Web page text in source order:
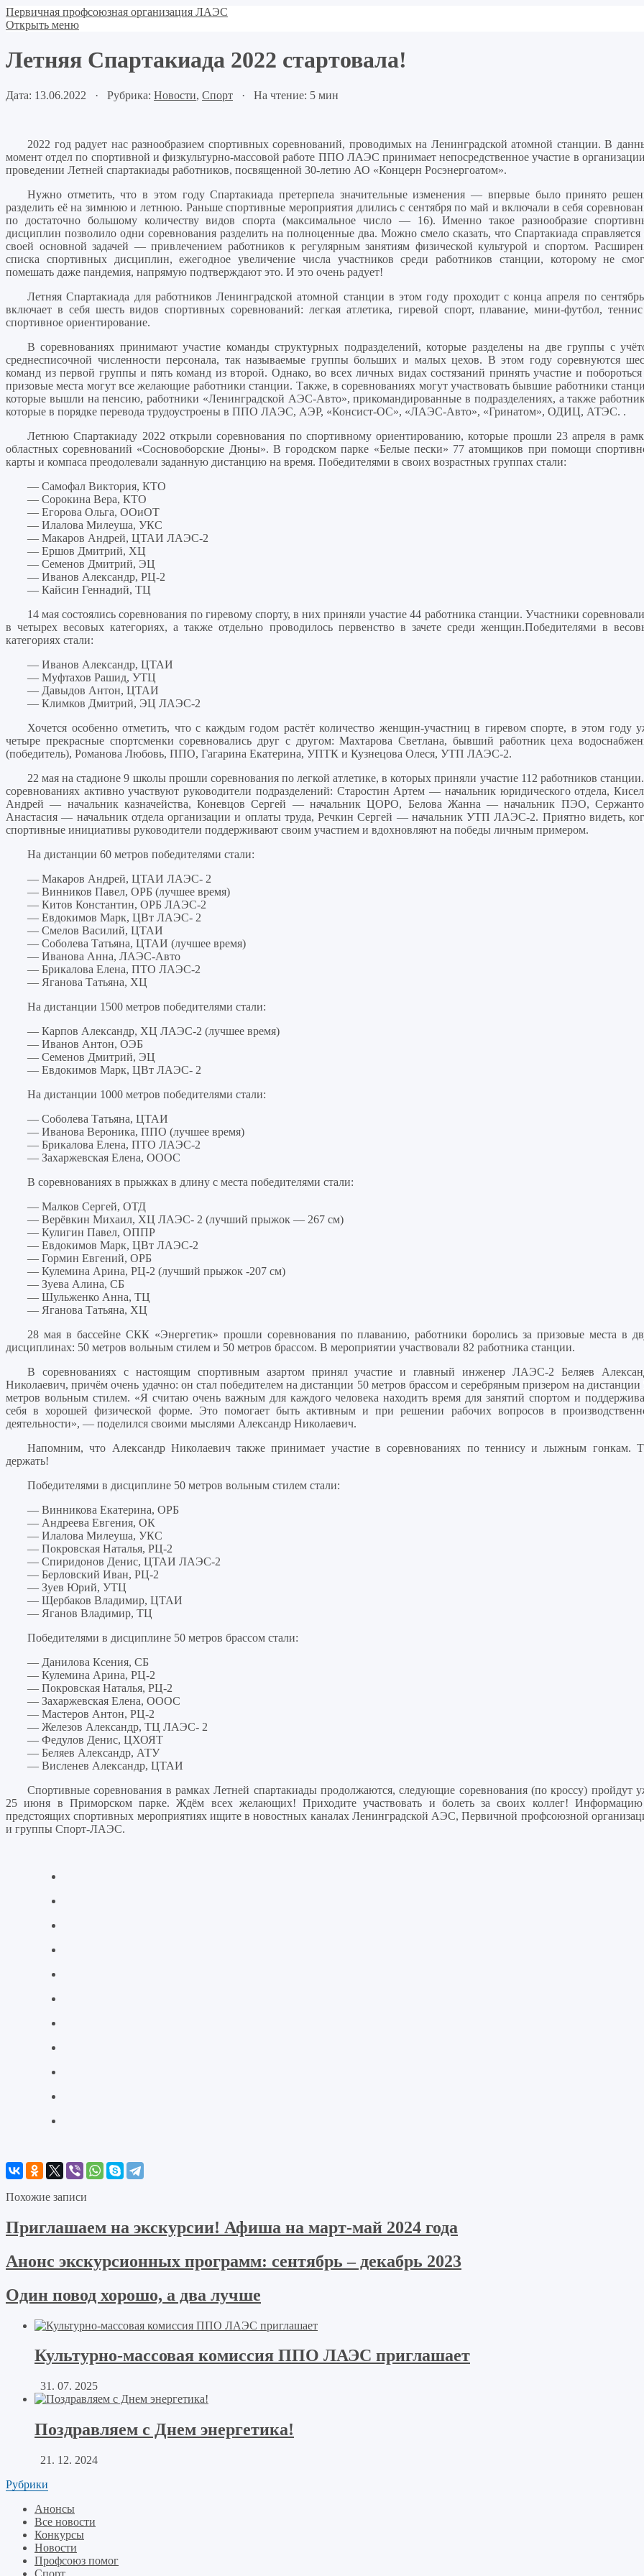
Первичная профсоюзная организация ЛАЭС
Открыть меню
Летняя Спартакиада 2022 стартовала!
Дата: 13.06.2022 · Рубрика: Новости, Спорт · На чтение: 5 мин
2022 год радует нас разнообразием спортивных соревнований, проводимых на Ленинградской атомной станции. В
момент отдел по спортивной и физкультурно-массовой работе ППО ЛАЭС принимает непосредственное участие в
проведении Летней спартакиады работников, посвященной 30-летию АО «Концерн Росэнергоатом».
Нужно отметить, что в этом году Спартакиада претерпела значительные изменения — впервые было принято
разделить её на зимнюю и летнюю. Раньше спортивные мероприятия длились с сентября по май и включали в себя
по достаточно большому количеству видов спорта (максимальное число — 16). Именно такое разнообразие
дисциплин позволило одни соревнования разделить на полноценные два. Можно смело сказать, что Спартакиада справляется
своей основной задачей — привлечением работников к регулярным занятиям физической культурой и спортом.
списка спортивных дисциплин, ежегодное увеличение числа участников среди работников станции, которому не
помешать даже пандемия, напрямую подтверждают это. И это очень радует!
Летняя Спартакиада для работников Ленинградской атомной станции в этом году проходит с конца апреля по
включает в себя шесть видов спортивных соревнований: легкая атлетика, гиревой спорт, плавание, мини-футбол,
спортивное ориентирование.
В соревнованиях принимают участие команды структурных подразделений, которые разделены на две группы с
среднесписочной численности персонала, так называемые группы больших и малых цехов. В этом году соревнуются
команд из первой группы и пять команд из второй. Однако, во всех личных видах состязаний принять участие и побороться
призовые места могут все желающие работники станции. Также, в соревнованиях могут участвовать бывшие работники
которые вышли на пенсию, работники «Ленинградской АЭС-Авто», прикомандированные в подразделениях, а также
которые в порядке перевода трудоустроены в ППО ЛАЭС, АЭР, «Консист-ОС», «ЛАЭС-Авто», «Гринатом», ОДИЦ, АТЭС. .
Летнюю Спартакиаду 2022 открыли соревнования по спортивному ориентированию, которые прошли 23 апреля в
областных соревнований «Сосновоборские Дюны». В городском парке «Белые пески» 77 атомщиков при помощи
карты и компаса преодолевали заданную дистанцию на время. Победителями в своих возрастных группах стали:
— Самофал Виктория, КТО
— Сорокина Вера, КТО
— Егорова Ольга, ООиОТ
— Илалова Милеуша, УКС
— Макаров Андрей, ЦТАИ ЛАЭС-2
— Ершов Дмитрий, ХЦ
— Семенов Дмитрий, ЭЦ
— Иванов Александр, РЦ-2
— Кайсин Геннадий, ТЦ
14 мая состоялись соревнования по гиревому спорту, в них приняли участие 44 работника станции. Участники
в четырех весовых категориях, а также отдельно проводилось первенство в зачете среди женщин.Победителями в
категориях стали:
— Иванов Александр, ЦТАИ
— Муфтахов Рашид, УТЦ
— Давыдов Антон, ЦТАИ
— Климков Дмитрий, ЭЦ ЛАЭС-2
Хочется особенно отметить, что с каждым годом растёт количество женщин-участниц в гиревом спорте, в этом году
четыре прекрасные спортсменки соревновались друг с другом: Махтарова Светлана, бывший работник цеха
(победитель), Романова Любовь, ППО, Гагарина Екатерина, УПТК и Кузнецова Олеся, УТП ЛАЭС-2.
22 мая на стадионе 9 школы прошли соревнования по легкой атлетике, в которых приняли участие 112 работников
соревнованиях активно участвуют руководители подразделений: Старостин Артем — начальник юридического отдела,
Андрей — начальник казначейства, Коневцов Сергей — начальник ЦОРО, Белова Жанна — начальник ПЭО,
Анастасия — начальник отдела организации и оплаты труда, Речкин Сергей — начальник УТП ЛАЭС-2. Приятно видеть,
спортивные инициативы руководители поддерживают своим участием и вдохновляют на победы личным примером.
На дистанции 60 метров победителями стали:
— Макаров Андрей, ЦТАИ ЛАЭС- 2
— Винников Павел, ОРБ (лучшее время)
— Китов Константин, ОРБ ЛАЭС-2
— Евдокимов Марк, ЦВт ЛАЭС- 2
— Смелов Василий, ЦТАИ
— Соболева Татьяна, ЦТАИ (лучшее время)
— Иванова Анна, ЛАЭС-Авто
— Брикалова Елена, ПТО ЛАЭС-2
— Яганова Татьяна, ХЦ
На дистанции 1500 метров победителями стали:
— Карпов Александр, ХЦ ЛАЭС-2 (лучшее время)
— Иванов Антон, ОЭБ
— Семенов Дмитрий, ЭЦ
— Евдокимов Марк, ЦВт ЛАЭС- 2
На дистанции 1000 метров победителями стали:
— Соболева Татьяна, ЦТАИ
— Иванова Вероника, ППО (лучшее время)
— Брикалова Елена, ПТО ЛАЭС-2
— Захаржевская Елена, ОООС
В соревнованиях в прыжках в длину с места победителями стали:
— Малков Сергей, ОТД
— Верёвкин Михаил, ХЦ ЛАЭС- 2 (лучший прыжок — 267 см)
— Кулигин Павел, ОППР
— Евдокимов Марк, ЦВт ЛАЭС-2
— Гормин Евгений, ОРБ
— Кулемина Арина, РЦ-2 (лучший прыжок -207 см)
— Зуева Алина, СБ
— Шульженко Анна, ТЦ
— Яганова Татьяна, ХЦ
28 мая в бассейне СКК «Энергетик» прошли соревнования по плаванию, работники боролись за призовые места в
дисциплинах: 50 метров вольным стилем и 50 метров брассом. В мероприятии участвовали 82 работника станции.
В соревнованиях с настоящим спортивным азартом принял участие и главный инженер ЛАЭС-2 Беляев
Николаевич, причём очень удачно: он стал победителем на дистанции 50 метров брассом и серебряным призером на дистанции
метров вольным стилем. «Я считаю очень важным для каждого человека находить время для занятий спортом и
себя в хорошей физической форме. Это помогает быть активным и при решении рабочих вопросов в
деятельности», — поделился своими мыслями Александр Николаевич.
Напомним, что Александр Николаевич также принимает участие в соревнованиях по теннису и лыжным гонкам.
держать!
Победителями в дисциплине 50 метров вольным стилем стали:
— Винникова Екатерина, ОРБ
— Андреева Евгения, ОК
— Илалова Милеуша, УКС
— Покровская Наталья, РЦ-2
— Спиридонов Денис, ЦТАИ ЛАЭС-2
— Берловский Иван, РЦ-2
— Зуев Юрий, УТЦ
— Щербаков Владимир, ЦТАИ
— Яганов Владимир, ТЦ
Победителями в дисциплине 50 метров брассом стали:
— Данилова Ксения, СБ
— Кулемина Арина, РЦ-2
— Покровская Наталья, РЦ-2
— Захаржевская Елена, ОООС
— Мастеров Антон, РЦ-2
— Железов Александр, ТЦ ЛАЭС- 2
— Федулов Денис, ЦХОЯТ
— Беляев Александр, АТУ
— Висленев Александр, ЦТАИ
Спортивные соревнования в рамках Летней спартакиады продолжаются, следующие соревнования (по кроссу) пройдут
25 июня в Приморском парке. Ждём всех желающих! Приходите участвовать и болеть за своих коллег!
предстоящих спортивных мероприятиях ищите в новостных каналах Ленинградской АЭС, Первичной профсоюзной
и группы Спорт-ЛАЭС.
Похожие записи
Приглашаем на экскурсии! Афиша на март-май 2024 года
Анонс экскурсионных программ: сентябрь – декабрь 2023
Один повод хорошо, а два лучше
Культурно-массовая комиссия ППО ЛАЭС приглашает
31. 07. 2025
Поздравляем с Днем энергетика!
21. 12. 2024
Рубрики
Анонсы
Все новости
Конкурсы
Новости
Профсоюз помог